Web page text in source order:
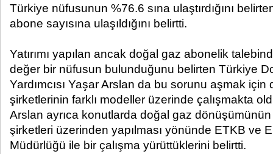
Türkiye nüfusunun %76.6 sına ulaştırdığını
abone sayısına ulaşıldığını belirtti.
Yatırımı yapılan ancak doğal gaz abonelik
değer bir nüfusun bulunduğunu belirten Türkiye
Yardımcısı Yaşar Arslan da bu sorunu aşmak için
şirketlerinin farklı modeller üzerinde çalışmakta
Arslan ayrıca konutlarda doğal gaz dönüşümünün
şirketleri üzerinden yapılması yönünde ETKB ve
Müdürlüğü ile bir çalışma yürüttüklerini belirtti.